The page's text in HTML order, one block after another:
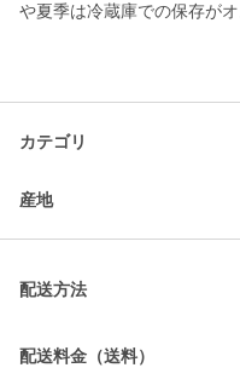
や夏季は冷蔵庫での保存がオ
カテゴリ
産地
配送方法
配送料金（送料）